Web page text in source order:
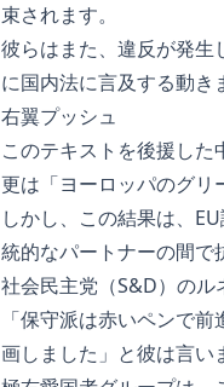
束されます。
彼らはまた、違反が発生
に国内法に言及する動き
右翼プッシュ
このテキストを後援し
更は「ヨーロッパのグリ
しかし、この結果は、
統的なパートナーの間で
社会民主党（S&D）のル
「保守派は赤いペンで
画しました」と彼は言い